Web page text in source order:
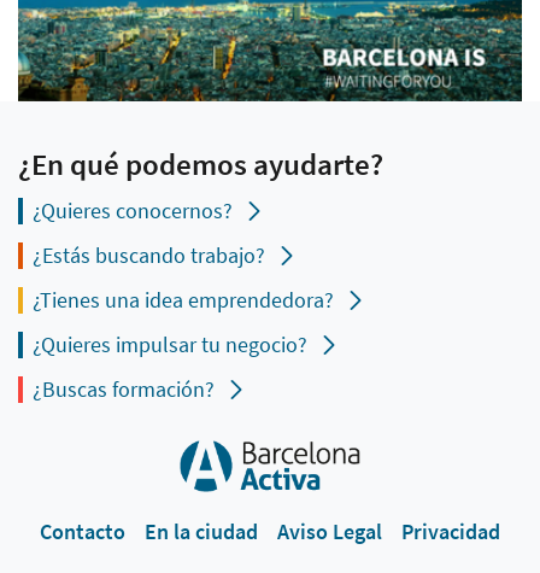
¿En qué podemos ayudarte?
¿Quieres conocernos?
¿Estás buscando trabajo?
¿Tienes una idea emprendedora?
¿Quieres impulsar tu negocio?
¿Buscas formación?
Contacto En la ciudad Aviso Legal Privacidad